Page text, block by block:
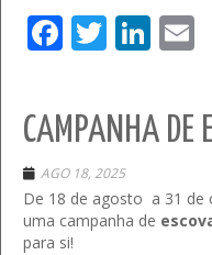
Facebook
Twitter
CAMPANHA DE
AGO 18, 2025
De 18 de agosto a 31 de
uma campanha de
para si!